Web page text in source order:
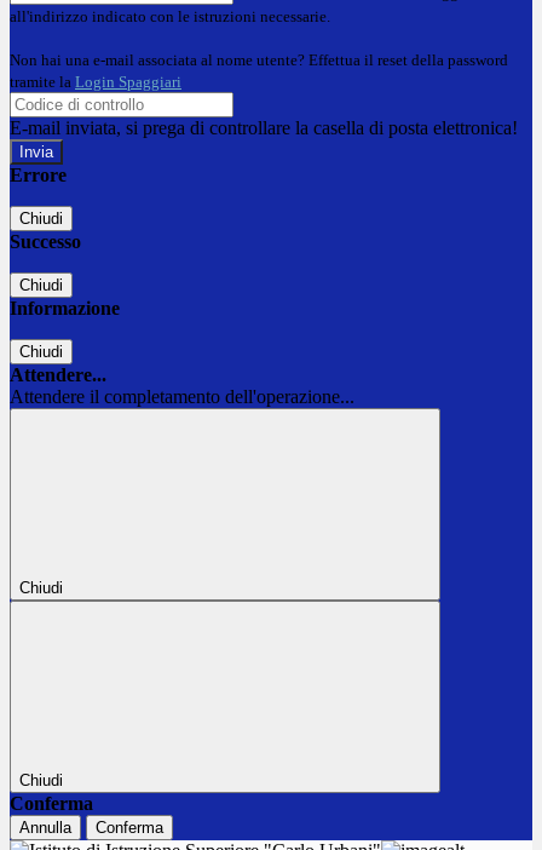
all'indirizzo indicato con le istruzioni necessarie.
Non hai una e-mail associata al nome utente? Effettua il reset della password
tramite la Login Spaggiari
E-mail inviata, si prega di controllare la casella di posta elettronica!
Errore
Chiudi
Successo
Chiudi
Informazione
Chiudi
Attendere...
Attendere il completamento dell'operazione...
Chiudi
Chiudi
Conferma
Annulla Conferma